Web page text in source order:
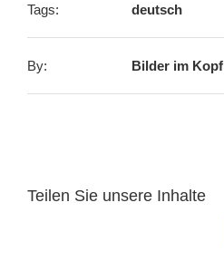
Tags: deutsch
By: Bilder im Kopf
Teilen Sie unsere Inhalte